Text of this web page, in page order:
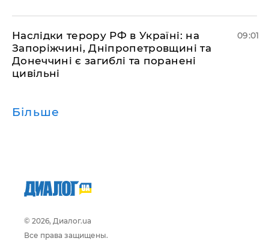
Наслідки терору РФ в Україні: на
Запоріжчині, Дніпропетровщині та
Донеччині є загиблі та поранені
цивільні
09:01
Більше
© 2026, Диалог.ua
Все права защищены.